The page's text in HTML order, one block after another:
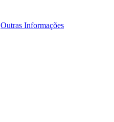
Outras Informações